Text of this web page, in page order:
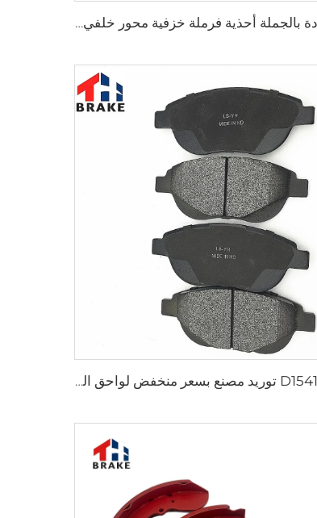
أفضل جودة بالجملة أحذية فرملة خزفية محور خلفي للسيارات لشاحنة HILUX VI البيك آب
D1541 425253 توريد مصنع بسعر منخفض لواحق الفرامل لسيارات Peugeot 207 307